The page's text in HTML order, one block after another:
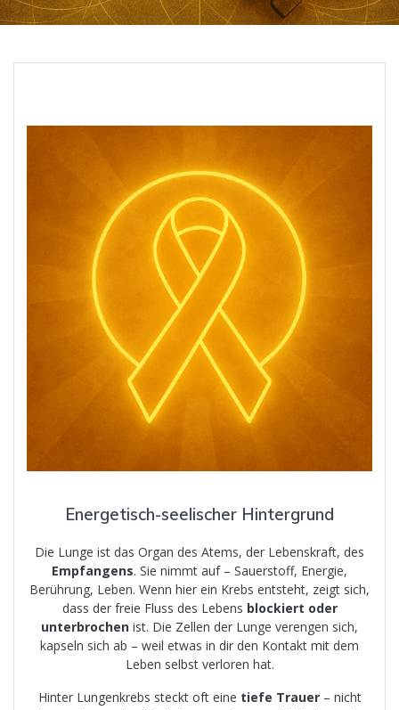
Energetisch-seelischer Hintergrund
Die Lunge ist das Organ des Atems, der Lebenskraft, des
Empfangens. Sie nimmt auf – Sauerstoff, Energie,
Berührung, Leben. Wenn hier ein Krebs entsteht, zeigt sich,
dass der freie Fluss des Lebens blockiert oder
unterbrochen ist. Die Zellen der Lunge verengen sich,
kapseln sich ab – weil etwas in dir den Kontakt mit dem
Leben selbst verloren hat.
Hinter Lungenkrebs steckt oft eine tiefe Trauer– nicht